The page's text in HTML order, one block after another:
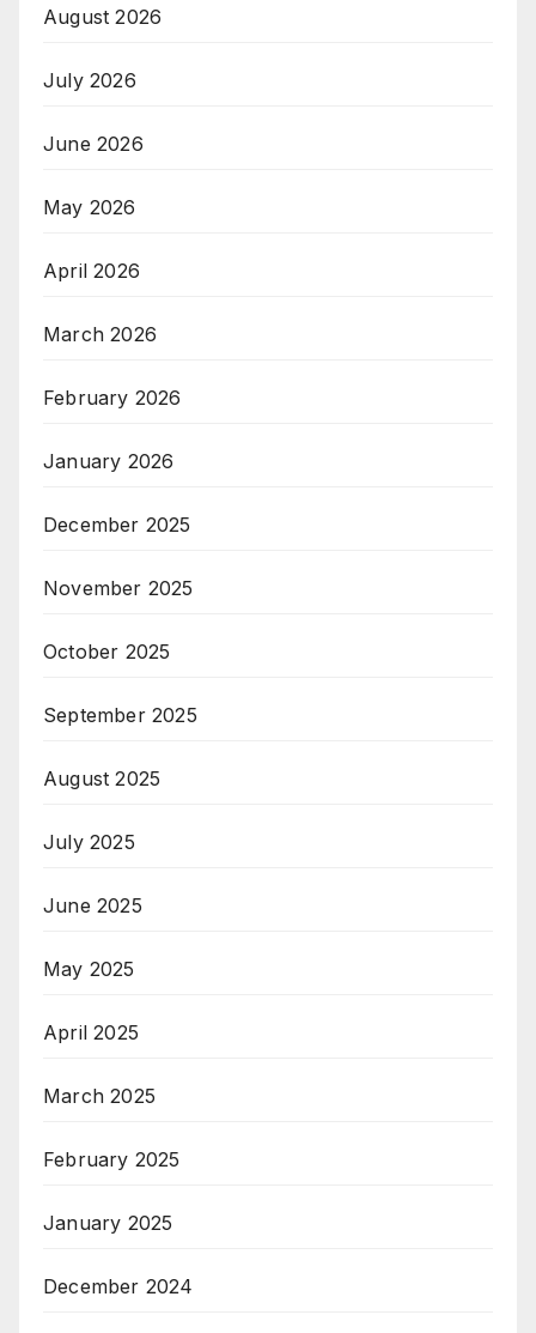
August 2026
July 2026
June 2026
May 2026
April 2026
March 2026
February 2026
January 2026
December 2025
November 2025
October 2025
September 2025
August 2025
July 2025
June 2025
May 2025
April 2025
March 2025
February 2025
January 2025
December 2024